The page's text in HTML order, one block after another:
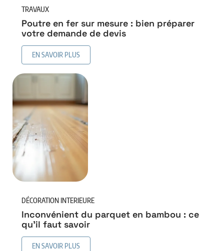
TRAVAUX
Poutre en fer sur mesure : bien préparer
votre demande de devis
EN SAVOIR PLUS
DÉCORATION INTERIEURE
Inconvénient du parquet en bambou : ce
qu’il faut savoir
EN SAVOIR PLUS